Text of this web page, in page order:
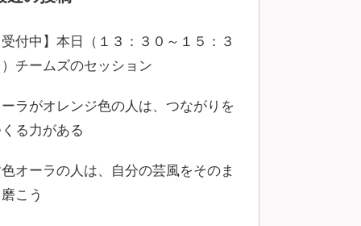
付中】本日（１３：３０～１５：３
チームズのセッション
ラがオレンジ色の人は、つながりを
る力がある
オーラの人は、自分の芸風をそのま
こう